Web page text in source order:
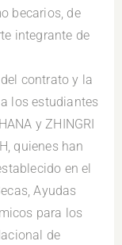
becarios, de
integrante de
contrato y la
los estudiantes
y ZHINGRI
quienes han
en el
Ayudas
para los
de